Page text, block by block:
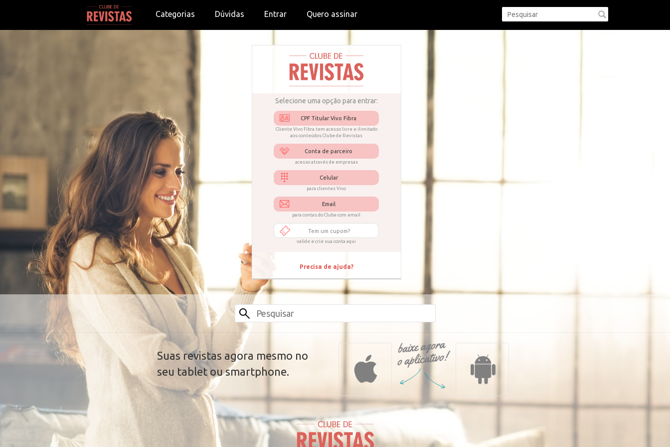
Categorias Dúvidas Entrar Quero assinar
Selecione uma opção para entrar:
CPF Titular Vivo Fibra
Cliente Vivo Fibra tem acesso livre e ilimitado
aos conteúdos Clube de Revistas
Conta de parceiro
acesso através de empresas
Celular
para clientes Vivo
Email
para contas do Clube com email
Tem um cupom?
valide e crie sua conta aqui
Precisa de ajuda?
Suas revistas agora mesmo no
seu tablet ou smartphone.